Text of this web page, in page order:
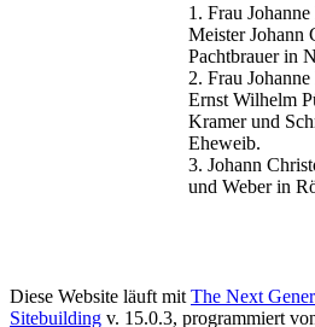
1. Frau
Meister Johann
Pachtbrauer in
2. Frau
Ernst Wilhelm
Kramer und
Eheweib.
3. Johann
und Weber in
Diese Website läuft mit The Next
Sitebuilding v. 15.0.3, programmiert